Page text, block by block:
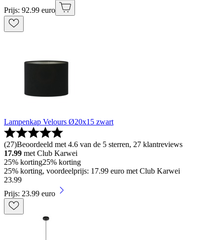
Prijs: 92.99 euro
Lampenkap Velours Ø20x15 zwart
(27)Beoordeeld met 4.6 van de 5 sterren, 27 klantreviews
17.99 met Club Karwei
25% korting25% korting
25% korting, voordeelprijs: 17.99 euro met Club Karwei
23.99
Prijs: 23.99 euro